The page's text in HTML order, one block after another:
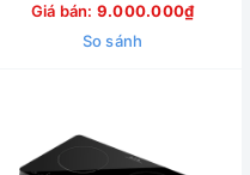
Giá bán: 9.000.000₫
So sánh